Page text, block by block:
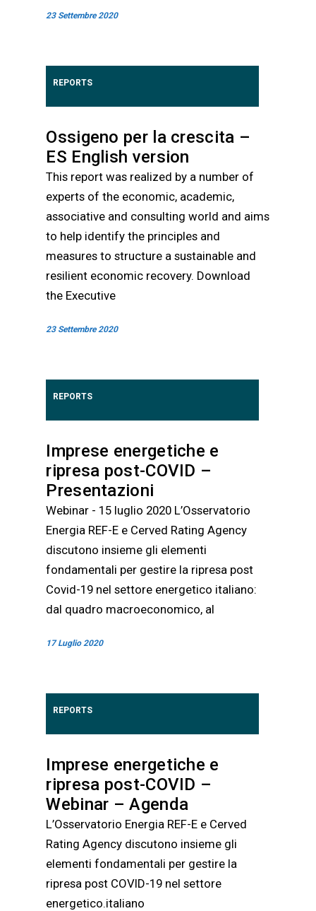
23 Settembre 2020
REPORTS
Ossigeno per la crescita –
ES English version
This report was realized by a number of
experts of the economic, academic,
associative and consulting world and aims
to help identify the principles and
measures to structure a sustainable and
resilient economic recovery. Download
the Executive
23 Settembre 2020
REPORTS
Imprese energetiche e
ripresa post-COVID –
Presentazioni
Webinar - 15 luglio 2020 L’Osservatorio
Energia REF-E e Cerved Rating Agency
discutono insieme gli elementi
fondamentali per gestire la ripresa post
Covid-19 nel settore energetico italiano:
dal quadro macroeconomico, al
17 Luglio 2020
REPORTS
Imprese energetiche e
ripresa post-COVID –
Webinar – Agenda
L’Osservatorio Energia REF-E e Cerved
Rating Agency discutono insieme gli
elementi fondamentali per gestire la
ripresa post COVID-19 nel settore
energetico.italiano